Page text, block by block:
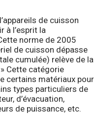
de cuisson
à l’esprit la
norme de 2005
de cuisson dépasse
cumulée) relève de la
Cette catégorie
certains matériaux pour
types particuliers de
d’évacuation,
de puissance, etc.